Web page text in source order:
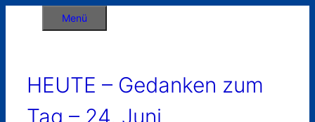
Menü
HEUTE – Gedanken zum
Tag – 24. Juni